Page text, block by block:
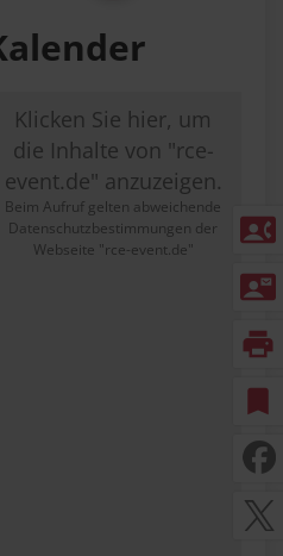
contact_phone
contact_mail
print
bookmark
Klicken Sie hier, um
die Inhalte von "rce-
event.de" anzuzeigen.
Beim Aufruf gelten abweichende
Datenschutzbestimmungen der
Webseite "rce-event.de"